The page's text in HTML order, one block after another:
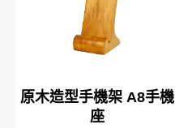
原木造型手機架 A8手機
座